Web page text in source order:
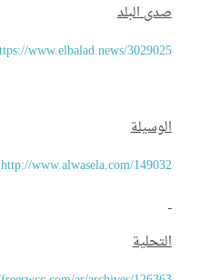
البلد
https://www.elbalad.news/
http://www.alwasela.com/